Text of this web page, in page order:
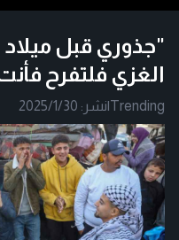
"جذوري قبل
الغزي فلتفرح
Trending
|نشر: 2025/1/30